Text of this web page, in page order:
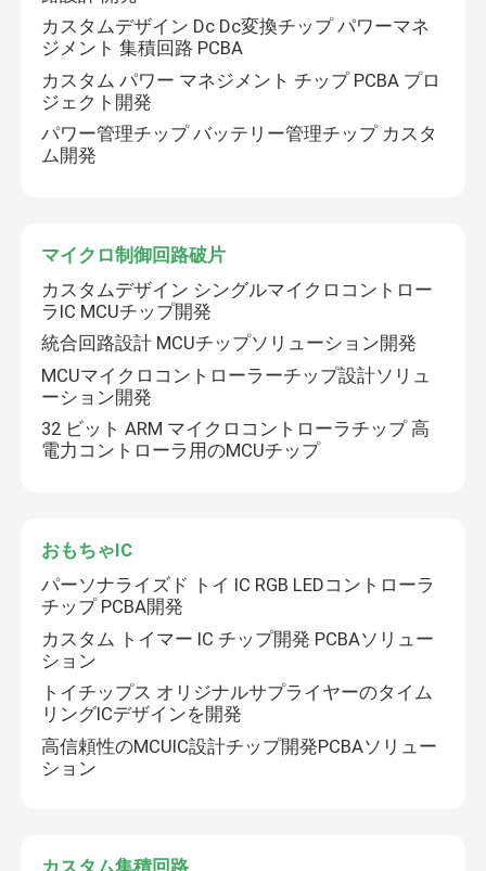
マイクロ制御回路破片
おもちゃIC
カスタムデザイン Dc Dc変換チップ パワーマネ
ジメント 集積回路 PCBA
カスタム パワー マネジメント チップ PCBA プロ
ジェクト開発
パワー管理チップ バッテリー管理チップ カスタ
ム開発
マイクロ制御回路破片
カスタムデザイン シングルマイクロコントロー
ラIC MCUチップ開発
統合回路設計 MCUチップソリューション開発
MCUマイクロコントローラーチップ設計ソリュ
ーション開発
32 ビット ARM マイクロコントローラチップ 高
電力コントローラ用のMCUチップ
おもちゃIC
パーソナライズド トイ IC RGB LEDコントローラ
チップ PCBA開発
カスタム トイマー IC チップ開発 PCBAソリュー
ション
トイチップス オリジナルサプライヤーのタイム
リングICデザインを開発
高信頼性のMCUIC設計チップ開発PCBAソリュー
ション